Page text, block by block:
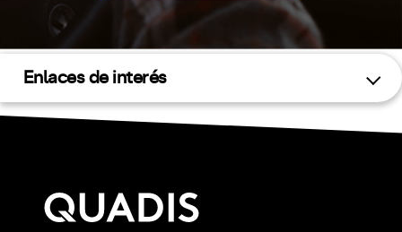
Enlaces de interés